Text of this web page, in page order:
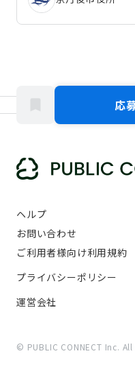
応
ヘルプ
お問い合わせ
ご利用者様向け利用規約
プライバシーポリシー
運営会社
© PUBLIC CONNECT Inc.